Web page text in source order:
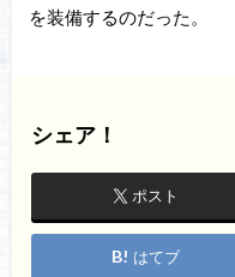
を装備するのだった。
シェア！
ポスト
はてブ